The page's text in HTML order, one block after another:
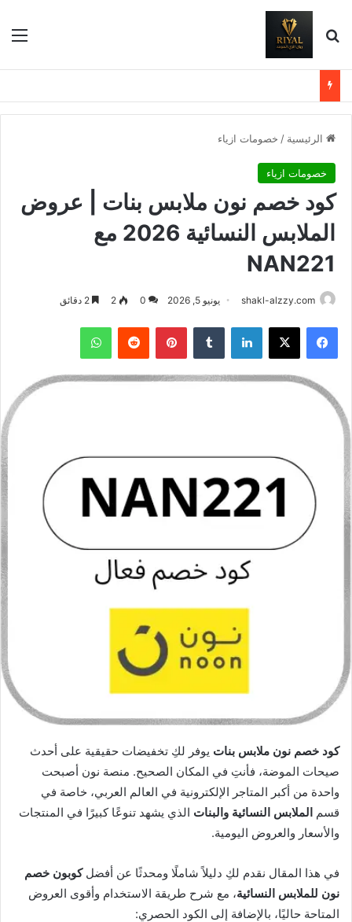
بحث عن
الرئيسية / خصومات ازياء
خصومات ازياء
كود خصم نون ملابس بنات | عروض
الملابس النسائية 2026 مع
NAN221
shakl-alzzy.com يونيو 5, 2026 0
2
فيسبوك X لينكدإن بينتيريست واتساب
كود خصم نون ملابس بنات يوفر لكِ تخفيضات حقيقية على أحدث
صيحات الموضة، فأنتِ في المكان الصحيح. منصة نون أصبحت
واحدة من أكبر المتاجر الإلكترونية في العالم العربي، خاصة في
قسم الملابس النسائية والبنات الذي يشهد تنوعًا كبيرًا في المنتجات
والأسعار والعروض اليومية.
في هذا المقال نقدم لكِ دليلاً شاملًا ومحدثًا عن أفضلكوبون خصم
نون للملابس النسائية، مع شرح طريقة الاستخدام وأقوى العروض
المتاحة حاليًا، بالإضافة إلى الكود الحصري: